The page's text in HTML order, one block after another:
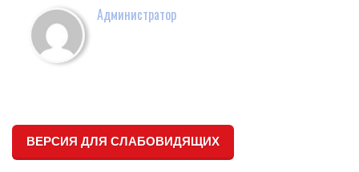
Администратор
ВЕРСИЯ ДЛЯ СЛАБОВИДЯЩИХ